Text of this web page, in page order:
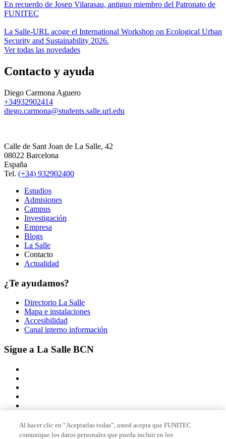
En recuerdo de Josep Vilarasau, antiguo miembro del Patronato de
FUNITEC
La Salle-URL acoge el International Workshop on Ecological Urban
Security and Sustainability 2026.
Ver todas las novedades
Contacto y ayuda
Diego Carmona Aguero
+34932902414
diego.carmona@students.salle.url.edu
Calle de Sant Joan de La Salle, 42
08022 Barcelona
España
Tel. (+34) 932902400
Estudios
Admisiones
Campus
Investigación
Empresa
Blogs
La Salle
Contacto
Actualidad
¿Te ayudamos?
Directorio La Salle
Mapa e instalaciones
Accesibilidad
Canal interno información
Sigue a La Salle BCN
Al hacer clic en “Aceptarlas todas”, usted acepta que FUNITEC
comunique los datos personales que pueda incluir en los